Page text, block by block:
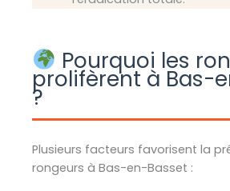
Pourquoi les
prolifèrent à Bas-
?
Plusieurs facteurs favorisent la
rongeurs à Bas-en-Basset :